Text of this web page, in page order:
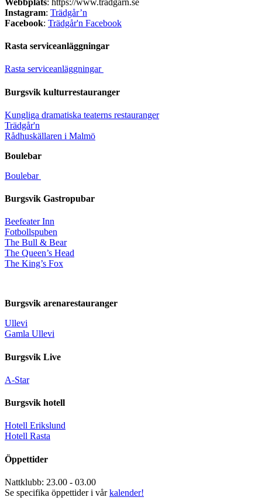
Instagram: Trädgår’n
Facebook: Trädgår'n Facebook
Rasta serviceanläggningar
Rasta serviceanläggningar
Burgsvik kulturrestauranger
Kungliga dramatiska teaterns restauranger
Trädgår'n
Rådhuskällaren i Malmö
Boulebar
Boulebar
Burgsvik Gastropubar
Beefeater Inn
Fotbollspuben
The Bull & Bear
The Queen’s Head
The King’s Fox
Burgsvik arenarestauranger
Ullevi
Gamla Ullevi
Burgsvik Live
A-Star
Burgsvik hotell
Hotell Erikslund
Hotell Rasta
Öppettider
Nattklubb: 23.00 - 03.00
Se specifika öppettider i vårkalender!